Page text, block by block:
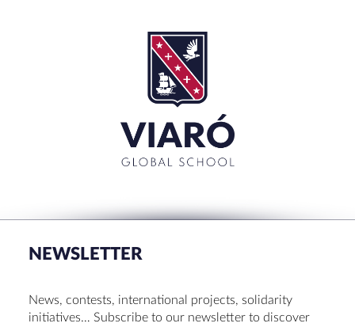
Set up! Programme Conference 1st Term
Bachillerato Dual Graduados 23-24
Set up talk about Scotland
Tortosa Irish English Festival 2024
NEWSLETTER
News, contests, international projects, solidarity
initiatives… Subscribe to our newsletter to discover